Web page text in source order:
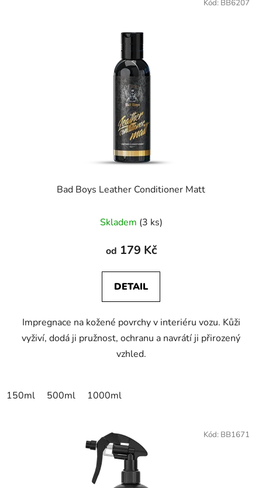
Bad Boys Leather Conditioner Matt
Skladem (3 ks)
od 179 Kč
DETAIL
Impregnace na kožené povrchy v interiéru vozu. Kůži
vyživí, dodá ji pružnost, ochranu a navrátí ji přirozený
vzhled.
150ml 500ml 1000ml
Kód: BB6207
Kód: BB1671